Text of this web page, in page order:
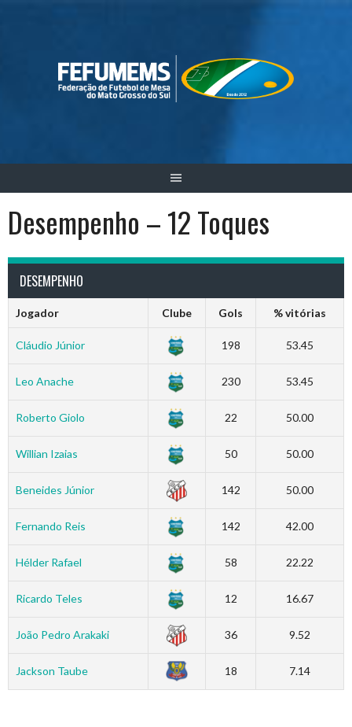
Desempenho – 12 Toques
DESEMPENHO
Jogador Clube Gols % vitórias
Cláudio Júnior 198 53.45
Leo Anache 230 53.45
Roberto Giolo 22 50.00
Willian Izaias 50 50.00
Beneides Júnior 142 50.00
Fernando Reis 142 42.00
Hélder Rafael 58 22.22
Ricardo Teles 12 16.67
João Pedro Arakaki 36 9.52
Jackson Taube 18 7.14